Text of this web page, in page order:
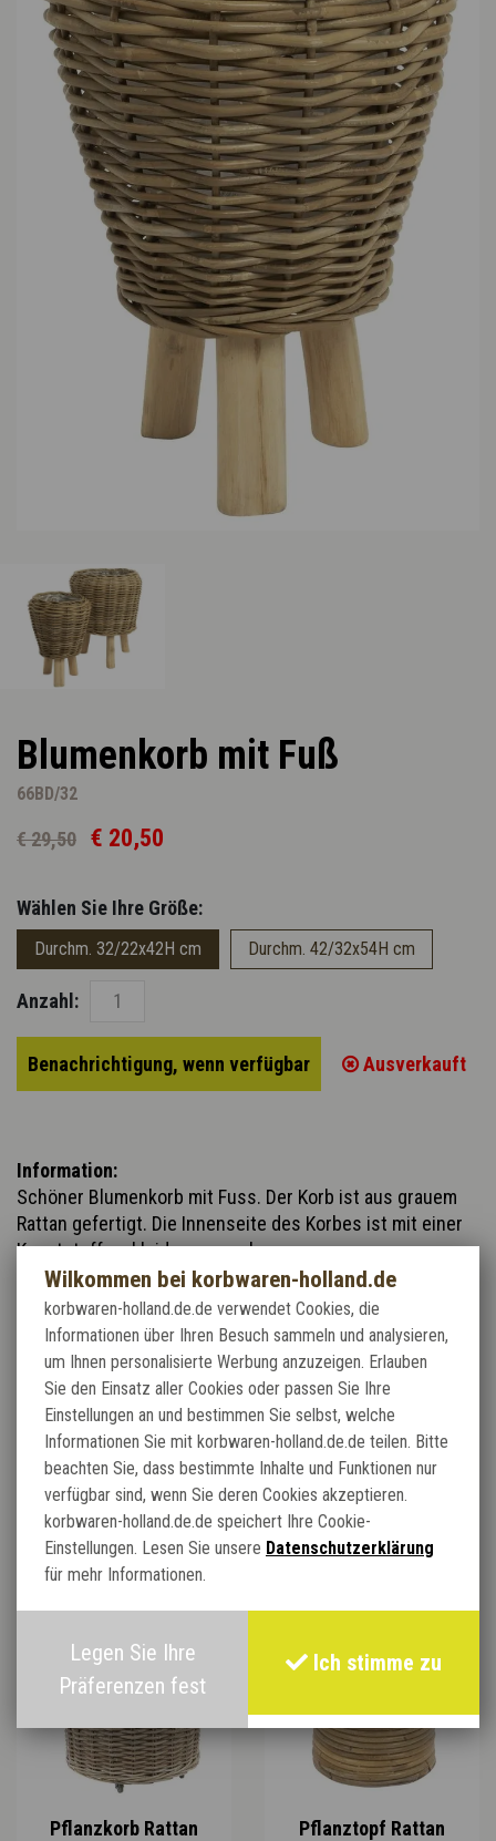
Blumenkorb mit Fuß
66BD/32
€ 29,50 € 20,50
Wählen Sie Ihre Größe:
Durchm. 32/22x42H cm Durchm. 42/32x54H cm
Anzahl:
Benachrichtigung, wenn verfügbar Ausverkauft
Information:
Schöner Blumenkorb mit Fuss. Der Korb ist aus grauem
Rattan gefertigt. Die Innenseite des Korbes ist mit einer
Kunststoffauskleidung versehen.
Der Korb ist in 2 Größen erhältlich. Die Körbe haben einen
wettbewerbsfähigen Preis. OP=OP!
Verwandte Produkte:
Pflanzkorb Rattan
TOP ANGEBOT
Pflanztopf Rattan
Wilkommen bei korbwaren-holland.de
korbwaren-holland.de.de verwendet Cookies, die
Informationen über Ihren Besuch sammeln und analysieren,
um Ihnen personalisierte Werbung anzuzeigen. Erlauben
Sie den Einsatz aller Cookies oder passen Sie Ihre
Einstellungen an und bestimmen Sie selbst, welche
Informationen Sie mit korbwaren-holland.de.de teilen. Bitte
beachten Sie, dass bestimmte Inhalte und Funktionen nur
verfügbar sind, wenn Sie deren Cookies akzeptieren.
korbwaren-holland.de.de speichert Ihre Cookie-
Einstellungen. Lesen Sie unsere Datenschutzerklärung
für mehr Informationen.
Legen Sie Ihre
Präferenzen fest
Ich stimme zu